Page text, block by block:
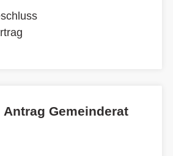
Antrag Gemeinderat